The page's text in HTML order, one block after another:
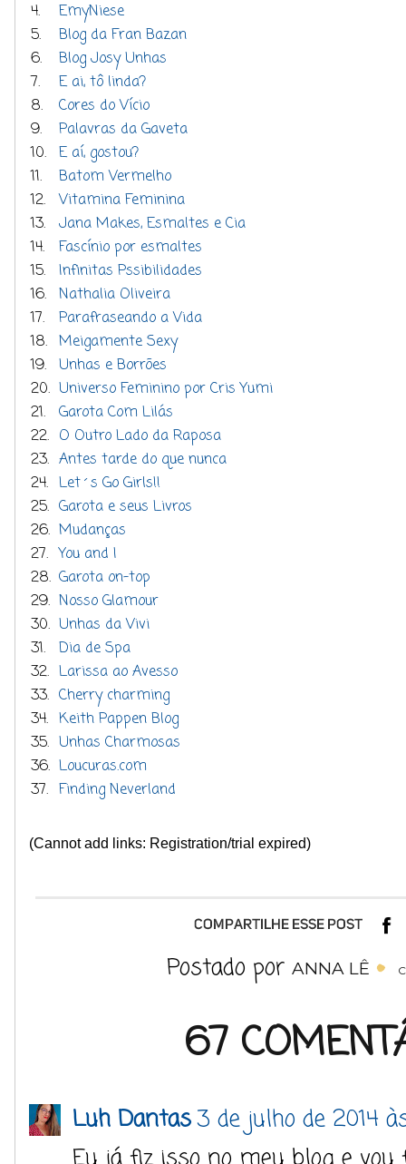
4.
EmyNiese
5.
Blog da Fran Bazan
6.
Blog Josy Unhas
7.
E ai, tô linda?
8.
Cores do Vício
9.
Palavras da Gaveta
10. E aí, gostou?
11.
Batom Vermelho
12.
Vitamina Feminina
13.
Jana Makes, Esmaltes e Cia
14.
Fascínio por esmaltes
15.
Infinitas Pssibilidades
16. Nathalia Oliveira
17.
Parafraseando a Vida
18. Meigamente Sexy
19. Unhas e Borrões
20. Universo Feminino por Cris Yumi
21.
Garota Com Lilás
22. O Outro Lado da Raposa
23. Antes tarde do que nunca
24. Let´s Go Girls!!
25. Garota e seus Livros
26. Mudanças
27. You and I
28. Garota on-top
29. Nosso Glamour
30. Unhas da Vivi
31.
Dia de Spa
32. Larissa ao Avesso
33. Cherry charming
34. Keith Pappen Blog
35. Unhas Charmosas
36. Loucuras.com
37. Finding Neverland
(Cannot add links: Registration/trial expired)
Postado por ANNA LÊ
67
Luh Dantas3 de julho de 2014